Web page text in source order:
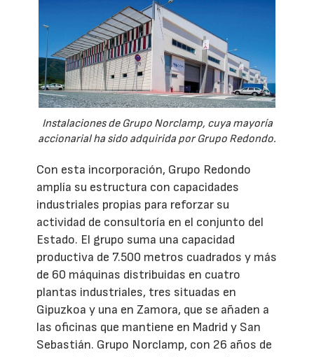
Instalaciones de Grupo Norclamp, cuya mayoría
accionarial ha sido adquirida por Grupo Redondo.
Con esta incorporación, Grupo Redondo
amplía su estructura con capacidades
industriales propias para reforzar su
actividad de consultoría en el conjunto del
Estado. El grupo suma una capacidad
productiva de 7.500 metros cuadrados y más
de 60 máquinas distribuidas en cuatro
plantas industriales, tres situadas en
Gipuzkoa y una en Zamora, que se añaden a
las oficinas que mantiene en Madrid y San
Sebastián. Grupo Norclamp, con 26 años de